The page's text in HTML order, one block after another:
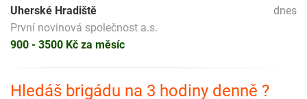
dnes
Uherské Hradiště
První novinová společnost a.s.
900 - 3500 Kč za měsíc
Hledáš brigádu na 3 hodiny denně ?